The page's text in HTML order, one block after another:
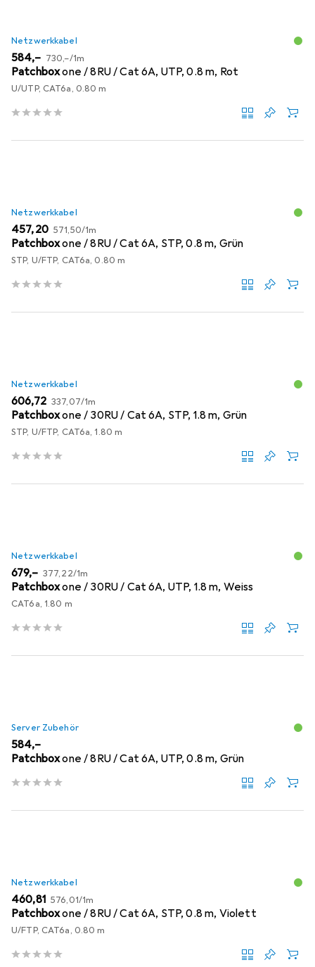
Netzwerkkabel
EUR
584,– EUR
730,–/1m
Patchboxone / 8RU / Cat 6A, UTP, 0.8 m, Rot
U/UTP, CAT6a, 0.80 m
Netzwerkkabel
EUR
457,20 EUR
571,50/1m
Patchboxone / 8RU / Cat 6A, STP, 0.8 m, Grün
STP, U/FTP, CAT6a, 0.80 m
Netzwerkkabel
EUR
606,72 EUR
337,07/1m
Patchboxone / 30RU / Cat 6A, STP, 1.8 m, Grün
STP, U/FTP, CAT6a, 1.80 m
Netzwerkkabel
EUR
679,– EUR
377,22/1m
Patchboxone / 30RU / Cat 6A, UTP, 1.8 m, Weiss
CAT6a, 1.80 m
Server Zubehör
EUR
584,–
Patchboxone / 8RU / Cat 6A, UTP, 0.8 m, Grün
Netzwerkkabel
EUR
460,81 EUR
576,01/1m
Patchboxone / 8RU / Cat 6A, STP, 0.8 m, Violett
U/FTP, CAT6a, 0.80 m